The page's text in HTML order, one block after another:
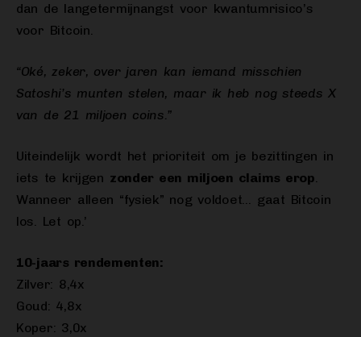
dan de langetermijnangst voor kwantumrisico’s
voor Bitcoin.
“Oké, zeker, over jaren kan iemand misschien
Satoshi’s munten stelen, maar ik heb nog steeds X
van de 21 miljoen coins.”
Uiteindelijk wordt het prioriteit om je bezittingen in
iets te krijgen zonder een miljoen claims erop.
Wanneer alleen “fysiek” nog voldoet… gaat Bitcoin
los. Let op.’
10-jaars rendementen:
Zilver: 8,4x
Goud: 4,8x
Koper: 3,0x